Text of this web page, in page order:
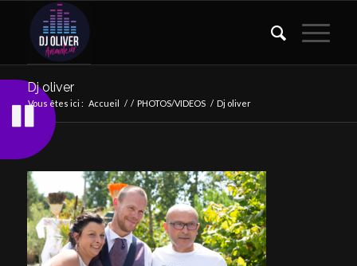
Dj oliver
Vous êtes ici : Accueil / / PHOTOS/VIDEOS / Dj oliver